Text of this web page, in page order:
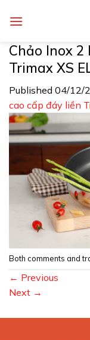
Chảo Inox 2
Trimax XS
Published 04/12/
cao cấp đáy liền
Both comments and
← Previous
Next →